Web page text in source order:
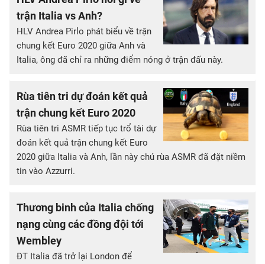
trận Italia vs Anh?
HLV Andrea Pirlo phát biểu về trận
chung kết Euro 2020 giữa Anh và
Italia, ông đã chỉ ra những điểm nóng ở trận đấu này.
Rùa tiên tri dự đoán kết quả
trận chung kết Euro 2020
Rùa tiên tri ASMR tiếp tục trổ tài dự
đoán kết quả trận chung kết Euro
2020 giữa Italia và Anh, lần này chú rùa ASMR đã đặt niềm
tin vào Azzurri.
Thương binh của Italia chống
nạng cùng các đồng đội tới
Wembley
ĐT Italia đã trở lại London để